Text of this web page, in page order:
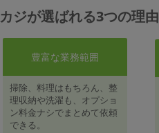
ジが選ばれる3つの理由
豊富な業務範囲
掃除、料理はもちろん、整
理収納や洗濯も、オプショ
ン料金ナシでまとめて依頼
できる。